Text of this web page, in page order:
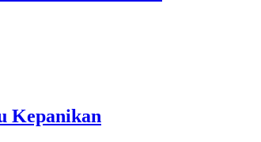
Kepanikan